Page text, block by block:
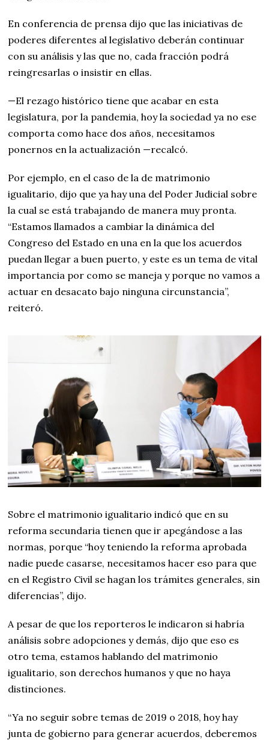
En conferencia de prensa dijo que las iniciativas de
poderes diferentes al legislativo deberán continuar
con su análisis y las que no, cada fracción podrá
reingresarlas o insistir en ellas.
—El rezago histórico tiene que acabar en esta
legislatura, por la pandemia, hoy la sociedad ya no ese
comporta como hace dos años, necesitamos
ponernos en la actualización —recalcó.
Por ejemplo, en el caso de la de matrimonio
igualitario, dijo que ya hay una del Poder Judicial sobre
la cual se está trabajando de manera muy pronta.
“Estamos llamados a cambiar la dinámica del
Congreso del Estado en una en la que los acuerdos
puedan llegar a buen puerto, y este es un tema de vital
importancia por como se maneja y porque no vamos a
actuar en desacato bajo ninguna circunstancia”,
reiteró.
Sobre el matrimonio igualitario indicó que en su
reforma secundaria tienen que ir apegándose a las
normas, porque “hoy teniendo la reforma aprobada
nadie puede casarse, necesitamos hacer eso para que
en el Registro Civil se hagan los trámites generales, sin
diferencias”, dijo.
A pesar de que los reporteros le indicaron si habría
análisis sobre adopciones y demás, dijo que eso es
otro tema, estamos hablando del matrimonio
igualitario, son derechos humanos y que no haya
distinciones.
“Ya no seguir sobre temas de 2019 o 2018, hoy hay
junta de gobierno para generar acuerdos, deberemos